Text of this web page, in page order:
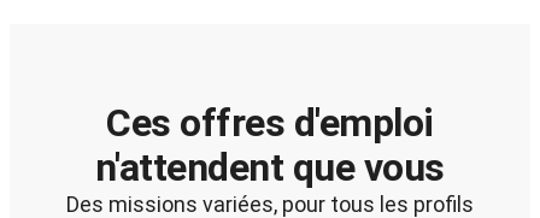
Ces offres d'emploi
n'attendent que vous
Des missions variées, pour tous les profils